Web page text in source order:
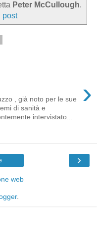
Peter McCullough.
post
›
, già noto per le sue
di sanità e
intervistato...
›
web
.